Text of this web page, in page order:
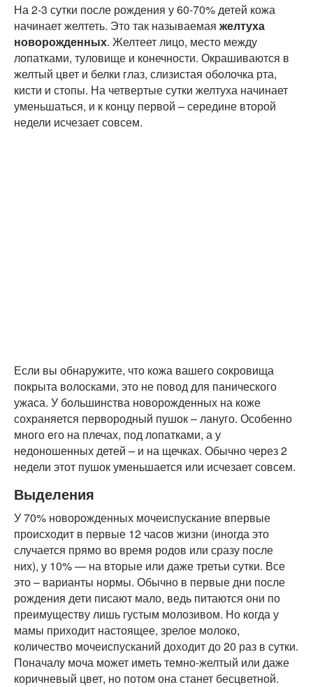
На 2-3 сутки после рождения у 60-70% детей кожа
начинает желтеть. Это так называемая желтуха
новорожденных. Желтеет лицо, место между
лопатками, туловище и конечности. Окрашиваются в
желтый цвет и белки глаз, слизистая оболочка рта,
кисти и стопы. На четвертые сутки желтуха начинает
уменьшаться, и к концу первой – середине второй
недели исчезает совсем.
Если вы обнаружите, что кожа вашего сокровища
покрыта волосками, это не повод для панического
ужаса. У большинства новорожденных на коже
сохраняется первородный пушок – лануго. Особенно
много его на плечах, под лопатками, а у
недоношенных детей – и на щечках. Обычно через 2
недели этот пушок уменьшается или исчезает совсем.
Выделения
У 70% новорожденных мочеиспускание впервые
происходит в первые 12 часов жизни (иногда это
случается прямо во время родов или сразу после
них), у 10% — на вторые или даже третьи сутки. Все
это – варианты нормы. Обычно в первые дни после
рождения дети писают мало, ведь питаются они по
преимуществу лишь густым молозивом. Но когда у
мамы приходит настоящее, зрелое молоко,
количество мочеиспусканий доходит до 20 раз в сутки.
Поначалу моча может иметь темно-желтый или даже
коричневый цвет, но потом она станет бесцветной.